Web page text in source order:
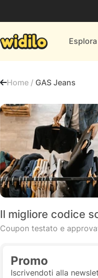
Esplora
Banche &
Home / GAS Jeans
Il migliore codice
Coupon testato e
Promo
Iscrivendoti alla